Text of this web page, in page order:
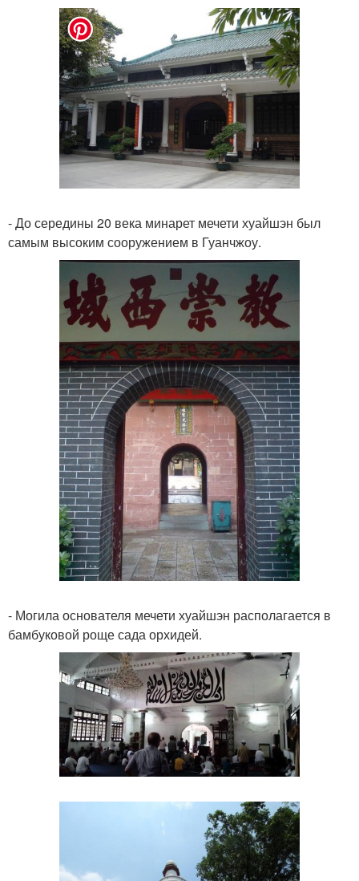
- До середины 20 века минарет мечети хуайшэн был
самым высоким сооружением в Гуанчжоу.
- Могила основателя мечети хуайшэн располагается в
бамбуковой роще сада орхидей.